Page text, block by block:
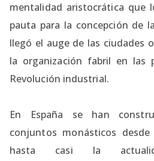
mentalidad aristocrática que
pauta para la concepción de
llegó el auge de las ciudades
la organización fabril en las
Revolución industrial.
En España se han
conjuntos monásticos
hasta casi la